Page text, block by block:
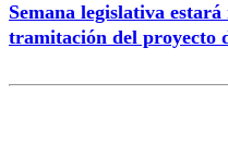
Semana legislativa
tramitación del proyecto